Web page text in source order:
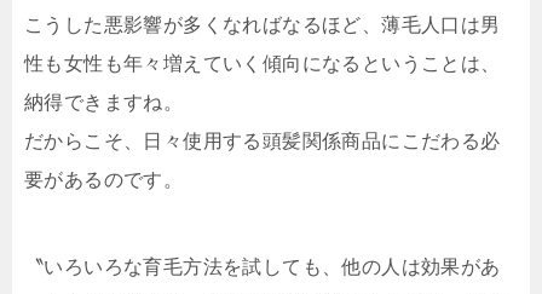
こうした悪影響が多くなればなるほど、薄毛人口は男
性も女性も年々増えていく傾向になるということは、
納得できますね。
だからこそ、日々使用する頭髪関係商品にこだわる必
要があるのです。
〝いろいろな育毛方法を試しても、他の人は効果があ